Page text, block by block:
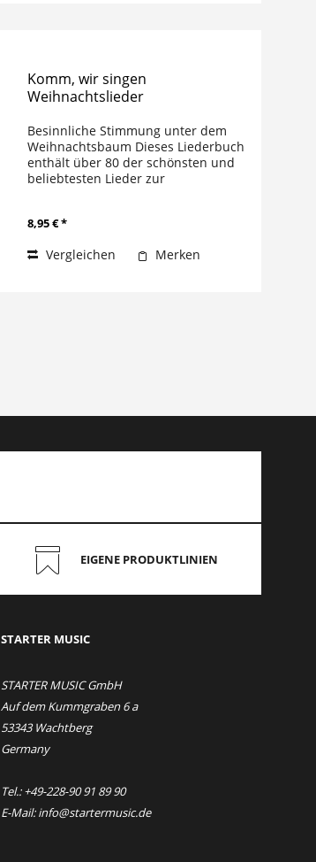
Komm, wir singen
Weihnachtslieder
Besinnliche Stimmung unter dem
Weihnachtsbaum Dieses Liederbuch
enthält über 80 der schönsten und
beliebtesten Lieder zur
charakteristische fremdsprachige
8,95 € *
Vergleichen Merken
EIGENE PRODUKTLINIEN
STARTER MUSIC
STARTER MUSIC GmbH
Auf dem Kummgraben 6 a
53343 Wachtberg
Germany
Tel.: +49-228-90 91 89 90
E-Mail: info@startermusic.de